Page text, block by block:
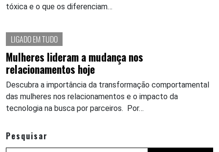
tóxica e o que os diferenciam…
LIGADO EM TUDO
Mulheres lideram a mudança nos
relacionamentos hoje
Descubra a importância da transformação comportamental
das mulheres nos relacionamentos e o impacto da
tecnologia na busca por parceiros. Por…
Pesquisar